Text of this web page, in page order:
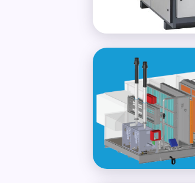
Rooftop adiabatique